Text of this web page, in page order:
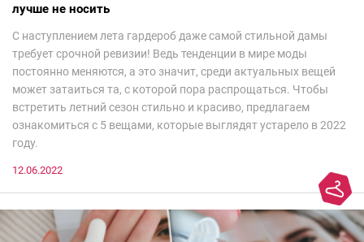
лучше не носить
С наступлением лета гардероб даже самой стильной дамы
требует срочной ревизии! Ведь тенденции в мире моды
постоянно меняются, а это значит, среди актуальных вещей
может затаиться та, с которой пора распрощаться. Чтобы
встретить летний сезон стильно и красиво, предлагаем
ознакомиться с 5 вещами, которые выглядят устарело в 2022
году.
12.06.2022